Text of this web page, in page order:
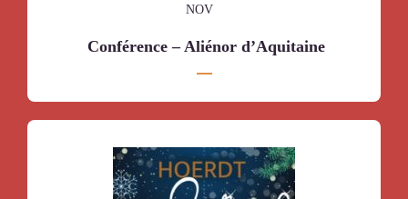
NOV
Conférence – Aliénor d’Aquitaine